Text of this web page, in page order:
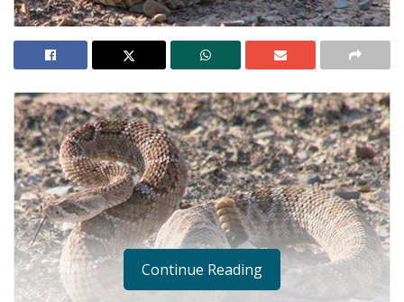
Continue Reading